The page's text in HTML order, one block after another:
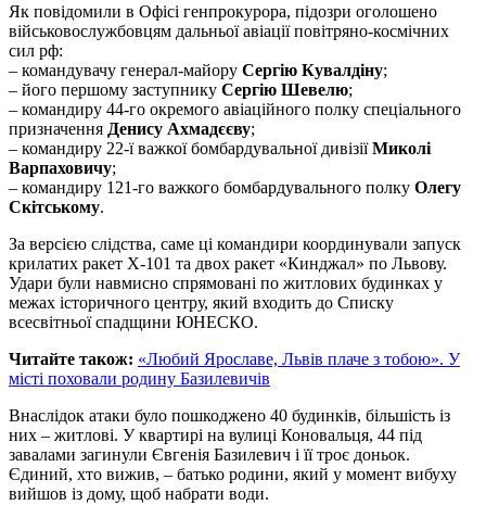
Як повідомили в Офісі генпрокурора, підозри оголошено
військовослужбовцям дальньої авіації повітряно-космічних
сил рф:
– командувачу генерал-майору Сергію Кувалдіну;
– його першому заступнику Сергію Шевелю;
– командиру 44-го окремого авіаційного полку спеціального
призначення Денису Ахмадєєву;
– командиру 22-ї важкої бомбардувальної дивізіїМиколі
Варпаховичу;
– командиру 121-го важкого бомбардувального полку Олегу
Скітському.
За версією слідства, саме ці командири координували запуск
крилатих ракет Х-101 та двох ракет «Кинджал» по Львову.
Удари були навмисно спрямовані по житлових будинках у
межах історичного центру, який входить до Списку
всесвітньої спадщини ЮНЕСКО.
Читайте також: «Любий Ярославе, Львів плаче з тобою». У
місті поховали родину Базилевичів
Внаслідок атаки було пошкоджено 40 будинків, більшість із
них – житлові. У квартирі на вулиці Коновальця, 44 під
завалами загинули Євгенія Базилевич і її троє доньок.
Єдиний, хто вижив, – батько родини, який у момент вибуху
вийшов із дому, щоб набрати води.